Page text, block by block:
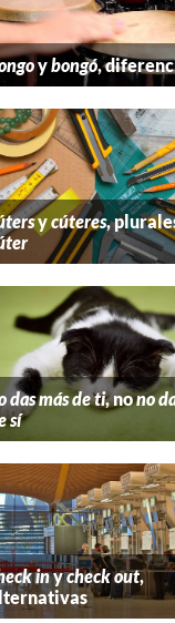
ybongó,
ycúteres,
das más de ti, nono
sí
inycheck out,